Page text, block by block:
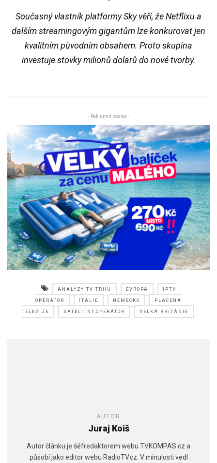
Současný vlastník platformy Sky věří, že Netflixu a
dalším streamingovým gigantům lze konkurovat jen
kvalitním původním obsahem. Proto skupina
investuje stovky milionů dolarů do nové tvorby.
- Reklamní pozice -
ANALÝZY TV TRHU EVROPA IPTV
OPERÁTOR ITÁLIE NĚMECKO PLACENÁ
TELEVIZE SATELITNÍ OPERÁTOR VELKÁ BRITÁNIE
AUTOR
Juraj Koiš
Autor článku je šéfredaktorem webu TVKOMPAS.cz a
působí jako editor webu RadioTV.cz. V minulosti vedl